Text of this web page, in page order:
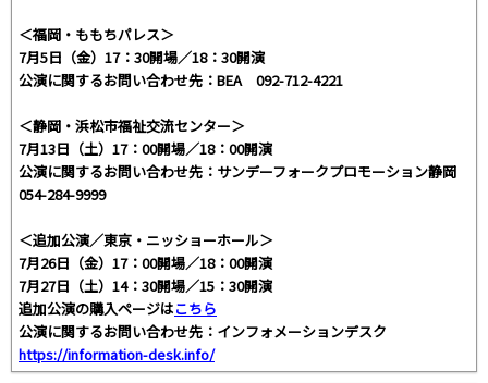
＜福岡・ももちパレス＞
7月5日（金）17：30開場／18：30開演
公演に関するお問い合わせ先：BEA 092-712-4221
＜静岡・浜松市福祉交流センター＞
7月13日（土）17：00開場／18：00開演
公演に関するお問い合わせ先：サンデーフォークプロモーション静岡
054-284-9999
＜追加公演／東京・ニッショーホール＞
7月26日（金）17：00開場／18：00開演
7月27日（土）14：30開場／15：30開演
追加公演の購入ページはこちら
公演に関するお問い合わせ先：インフォメーションデスク
https://information-desk.info/